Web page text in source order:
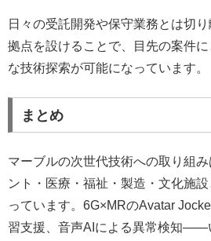
日々の受託開発や保守業務とは切
拠点を設けることで、目先の案件
な技術探索が可能になっています。
まとめ
マーブルの次世代技術への取り組
ント・医療・福祉・製造・文化施
っています。6G×MRのAvatar
習支援、音声AIによる異常検知——